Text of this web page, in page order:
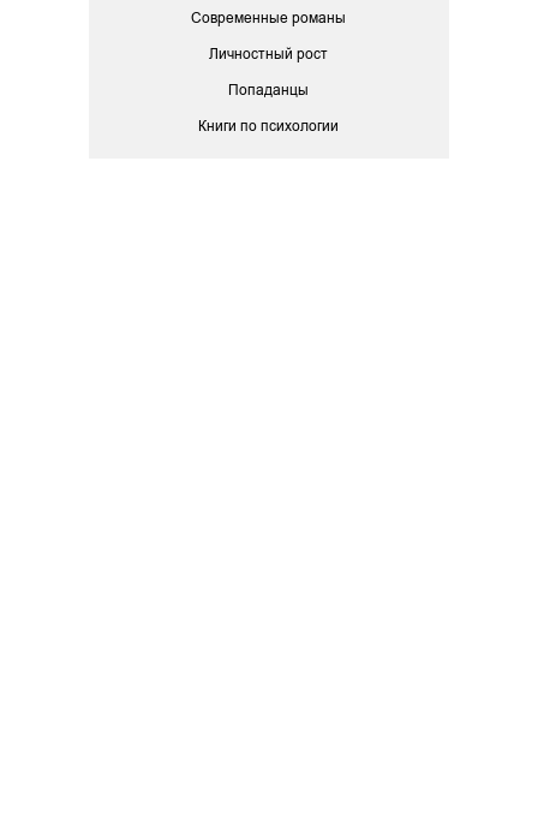
Современные романы
Личностный рост
Попаданцы
Книги по психологии